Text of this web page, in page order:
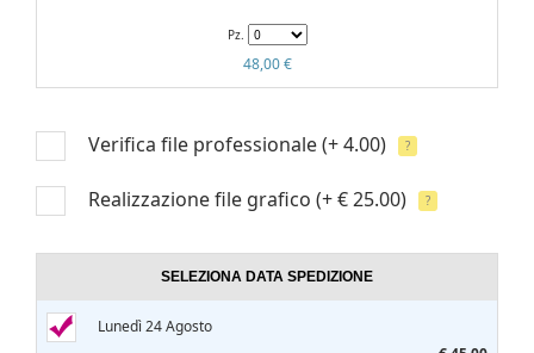
Pz.
48,00 €
Verifica file professionale(+ 4.00) ?
Realizzazione file grafico (+ € 25.00) ?
SELEZIONA DATA SPEDIZIONE
Lunedì 24 Agosto